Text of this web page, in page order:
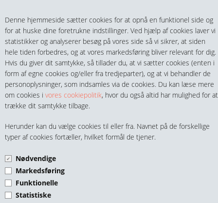
Denne hjemmeside sætter cookies for at opnå en funktionel side og
for at huske dine foretrukne indstillinger. Ved hjælp af cookies laver vi
statistikker og analyserer besøg på vores side så vi sikrer, at siden
hele tiden forbedres, og at vores markedsføring bliver relevant for dig.
Hvis du giver dit samtykke, så tillader du, at vi sætter cookies (enten i
form af egne cookies og/eller fra tredjeparter), og at vi behandler de
personoplysninger, som indsamles via de cookies. Du kan læse mere
om cookies i vores cookiepolitik, hvor du også altid har mulighed for at
trække dit samtykke tilbage.
Herunder kan du vælge cookies til eller fra. Navnet på de forskellige
typer af cookies fortæller, hvilket formål de tjener.
Nødvendige
Markedsføring
Funktionelle
Statistiske
Teltech.dk 0 vare(r) i kurven
0,00 DKK
MENU
HANER & VENTILER
SLANGER, KOBLINGER & TILBEHØR
RØR & TILBEHØR
SLANGENIPLER UDV.
MILLIMETER GEVIND MS